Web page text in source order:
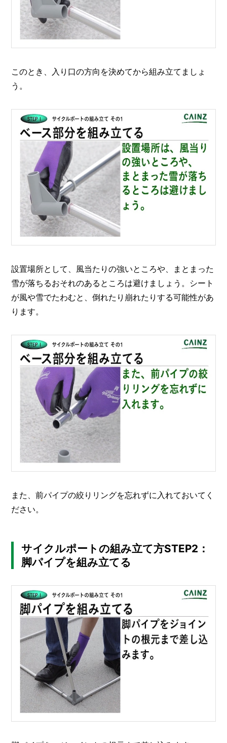
このとき、入り口の方向を決めてから組み立てましょ
う。
設置場所として、風当たりの強いところや、まとまった
雪が落ちるおそれのあるところは避けましょう。シート
が風や雪でたわむと、倒れたり崩れたりする可能性があ
ります。
また、前パイプの絞りリングを忘れずに入れておいてく
ださい。
サイクルポートの組み立て方STEP2：
脚パイプを組み立てる